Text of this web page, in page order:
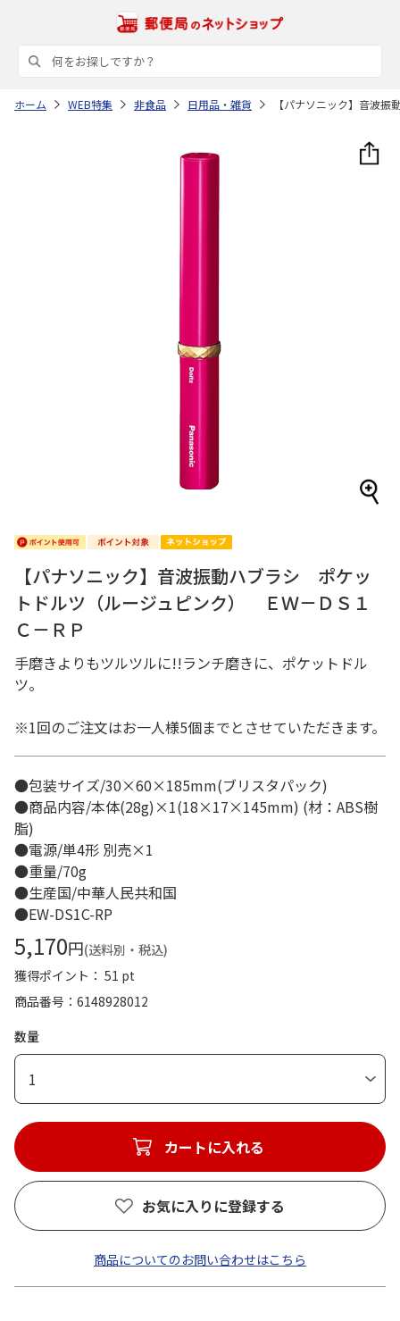
ホーム WEB特集 非食品 日用品・雑貨 【パナソニック】音波
【パナソニック】音波振動ハブラシ ポケッ
トドルツ（ルージュピンク） ＥＷ－ＤＳ１
Ｃ－ＲＰ
手磨きよりもツルツルに!!ランチ磨きに、ポケットドル
ツ。
※1回のご注文はお一人様5個までとさせていただきます。
●包装サイズ/30×60×185mm(ブリスタパック)
●商品内容/本体(28g)×1(18×17×145mm) (材：ABS樹
脂)
●電源/単4形 別売×1
●重量/70g
●生産国/中華人民共和国
●EW-DS1C-RP
5,170円(送料別・税込)
獲得ポイント： 51 pt
商品番号
6148928012
数量
1
カートに入れる
お気に入りに登録する
商品についてのお問い合わせはこちら